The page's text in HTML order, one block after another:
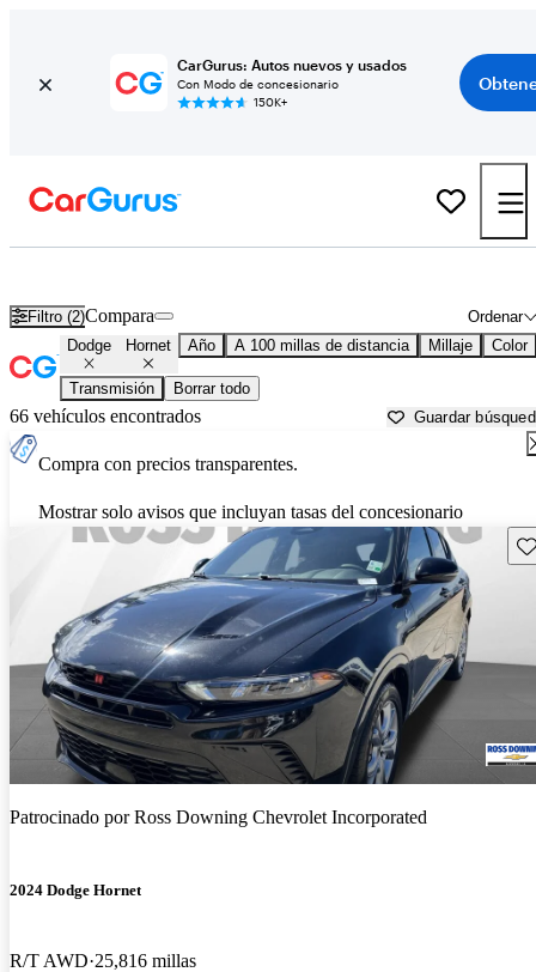
CarGurus: Autos nuevos y usados
Con Modo de concesionario
150K+
Filtro (2) Ordenar
Compara
Dodge Hornet Año A 100 millas de distancia Millaje Color
Transmisión Borrar todo
66 vehículos encontrados Guardar
Compra con precios transparentes.
Mostrar solo avisos que incluyan tasas del concesionario
Patrocinado porRoss Downing Chevrolet Incorporated
2024 Dodge Hornet
R/T AWD 25,816 millas